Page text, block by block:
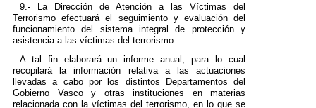
9.- La Dirección de Atención a las Víctimas del
Terrorismo efectuará el seguimiento y evaluación del
funcionamiento del sistema integral de protección y
asistencia a las víctimas del terrorismo.
A tal fin elaborará un informe anual, para lo cual
recopilará la información relativa a las actuaciones
llevadas a cabo por los distintos Departamentos del
Gobierno Vasco y otras instituciones en materias
relacionada con la víctimas del terrorismo, en lo que se